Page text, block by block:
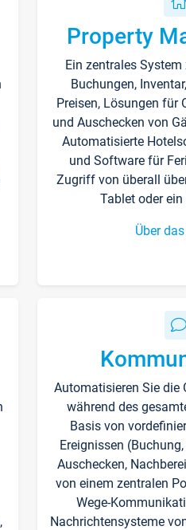
Property
Ein zentrales
Buchungen,
Preisen, Lösungen für
und Auschecken von
Automatisierte
und Software für
Zugriff von überall
Tablet oder
Über
Automatisieren Sie die
während des
Basis von
Ereignissen
Auschecken,
von einem zentralen
Wege-
Nachrichtensysteme